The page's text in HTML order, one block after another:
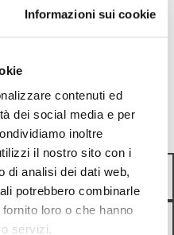
Informazioni sui cookie
contenuti ed
dei social media e per
inoltre
il nostro sito con i
di analisi dei dati web,
potrebbero combinarle
loro o che hanno
servizi.
FA